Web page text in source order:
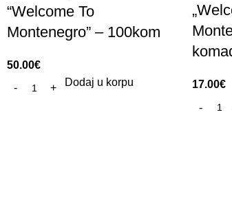
“Welcome To
Montenegro” – 100kom
50.00€
Dodaj u korpu
17.00€